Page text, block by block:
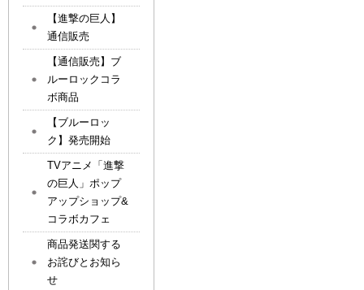
【進撃の巨人】
通信販売
【通信販売】ブ
ルーロックコラ
ボ商品
【ブルーロッ
ク】発売開始
TVアニメ「進撃
の巨人」ポップ
アップショップ&
コラボカフェ
商品発送関する
お詫びとお知ら
せ